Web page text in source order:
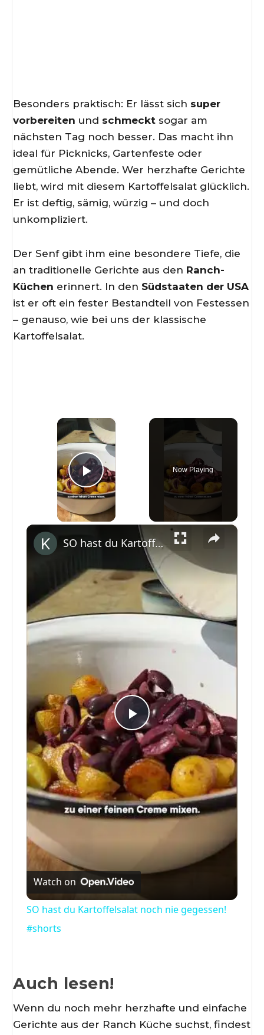
Besonders praktisch: Er lässt sich super
vorbereiten und schmeckt sogar am
nächsten Tag noch besser. Das macht ihn
ideal für Picknicks, Gartenfeste oder
gemütliche Abende. Wer herzhafte Gerichte
liebt, wird mit diesem Kartoffelsalat glücklich.
Er ist deftig, sämig, würzig – und doch
unkompliziert.
Der Senf gibt ihm eine besondere Tiefe, die
an traditionelle Gerichte aus den Ranch-
Küchen erinnert. In den Südstaaten der USA
ist er oft ein fester Bestandteil von Festessen
– genauso, wie bei uns der klassische
Kartoffelsalat.
×
Play Video
Now Playing
×
Play
Video
SO hast du Kartoffelsalat noch nie gegessen! #shorts
Watch on
SO hast du Kartoffelsalat noch nie gegessen!
#shorts
Auch lesen!
Wenn du noch mehr herzhafte und einfache
Gerichte aus der Ranch Küche suchst, findest